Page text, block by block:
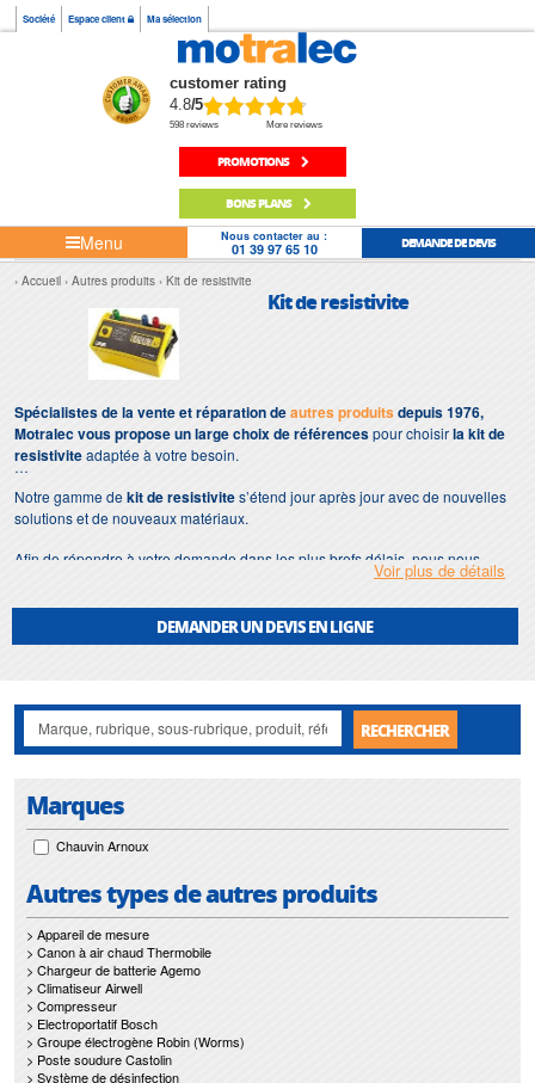
Société Espace client Ma sélection
customer rating
4.8/5
598 reviews More reviews
PROMOTIONS
BONS PLANS
Menu Nous contacter au :
01 39 97 65 10 DEMANDE DE DEVIS
Accueil Autres produits Kit de resistivite
Kit de resistivite
Spécialistes de la vente et réparation deautres produits depuis 1976,
Motralec vous propose un large choix de référencespour choisirla kit de
resistiviteadaptée à votre besoin.
Notre gamme dekit de resistivites’étend jour après jour avec de nouvelles
solutions et de nouveaux matériaux.
Afin de répondre à votre demande dans les plus brefs délais, nous nous
kit de resistivite.
met également à votre disposition son service de
maintenance dekit de resistivite.
contraintes sont un gage d'efficacité, et garantissent l'absence de perturbation
de vos installations dekit de resistivite.
Voir plus de détails
DEMANDER UN DEVIS EN LIGNE
RECHERCHER
Marques
Chauvin Arnoux
Autres types de autres produits
> Appareil de mesure
> Canon à air chaud Thermobile
> Chargeur de batterie Agemo
> Climatiseur Airwell
> Compresseur
> Electroportatif Bosch
> Groupe électrogène Robin (Worms)
> Poste soudure Castolin
> Système de désinfection